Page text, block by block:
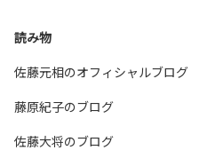
読み物
佐藤元相のオフィシャルブログ
藤原紀子のブログ
佐藤大将のブログ